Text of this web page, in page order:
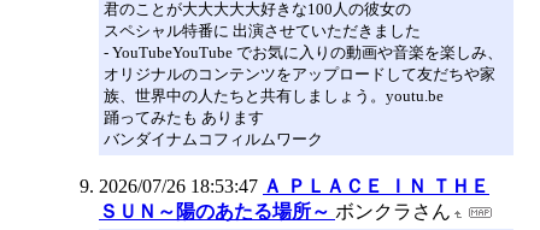
君のことが大大大大大好きな100人の彼女の
スペシャル特番に 出演させていただきました
- YouTubeYouTube でお気に入りの動画や音楽を楽しみ、
オリジナルのコンテンツをアップロードして友だちや家
族、世界中の人たちと共有しましょう。youtu.be
踊ってみたも あります
バンダイナムコフィルムワーク
2026/07/26 18:53:47 Ａ ＰＬＡＣＥ ＩＮ ＴＨＥ
ＳＵＮ～陽のあたる場所～ ボンクラさん